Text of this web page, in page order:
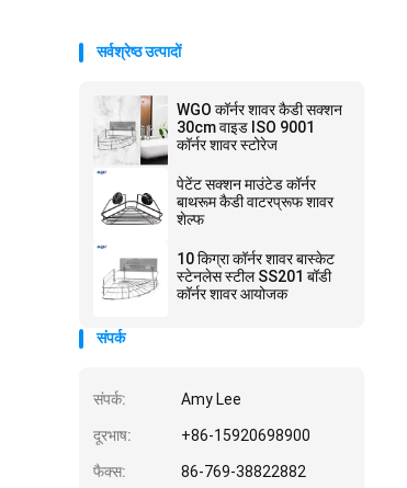
सर्वश्रेष्ठ उत्पादों
WGO कॉर्नर शावर कैडी सक्शन
30cm वाइड ISO 9001
कॉर्नर शावर स्टोरेज
पेटेंट सक्शन माउंटेड कॉर्नर
बाथरूम कैडी वाटरप्रूफ शावर
शेल्फ
10 किग्रा कॉर्नर शावर बास्केट
स्टेनलेस स्टील SS201 बॉडी
कॉर्नर शावर आयोजक
संपर्क
संपर्क: Amy Lee
दूरभाष: +86-15920698900
फैक्स: 86-769-38822882